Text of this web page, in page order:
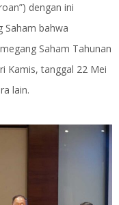
dengan ini
Saham bahwa
Saham Tahunan
Kamis, tanggal 22 Mei
lain.